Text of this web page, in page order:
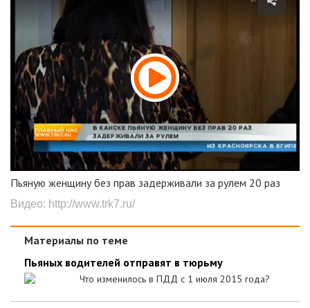
Пьяную женщину без прав задерживали за рулем 20 раз
Видео: http://www.trk7.ru/
Материалы по теме
Пьяных водителей отправят в тюрьму
Что изменилось в ПДД с 1 июля 2015 года?